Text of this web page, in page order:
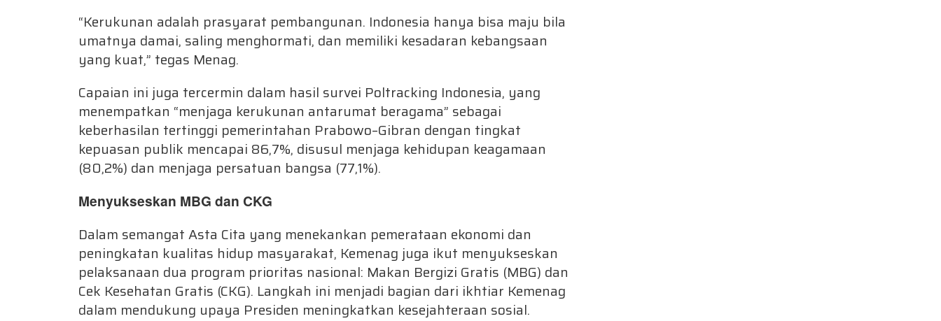
“Kerukunan adalah prasyarat pembangunan. Indonesia hanya bisa maju bila
umatnya damai, saling menghormati, dan memiliki kesadaran kebangsaan
yang kuat,” tegas Menag.
Capaian ini juga tercermin dalam hasil survei Poltracking Indonesia, yang
menempatkan “menjaga kerukunan antarumat beragama” sebagai
keberhasilan tertinggi pemerintahan Prabowo–Gibran dengan tingkat
kepuasan publik mencapai 86,7%, disusul menjaga kehidupan keagamaan
(80,2%) dan menjaga persatuan bangsa (77,1%).
Menyukseskan MBG dan CKG
Dalam semangat Asta Cita yang menekankan pemerataan ekonomi dan
peningkatan kualitas hidup masyarakat, Kemenag juga ikut menyukseskan
pelaksanaan dua program prioritas nasional: Makan Bergizi Gratis (MBG) dan
Cek Kesehatan Gratis (CKG). Langkah ini menjadi bagian dari ikhtiar Kemenag
dalam mendukung upaya Presiden meningkatkan kesejahteraan sosial.